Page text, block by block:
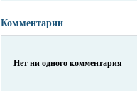
Комментарии
Нет ни одного комментария